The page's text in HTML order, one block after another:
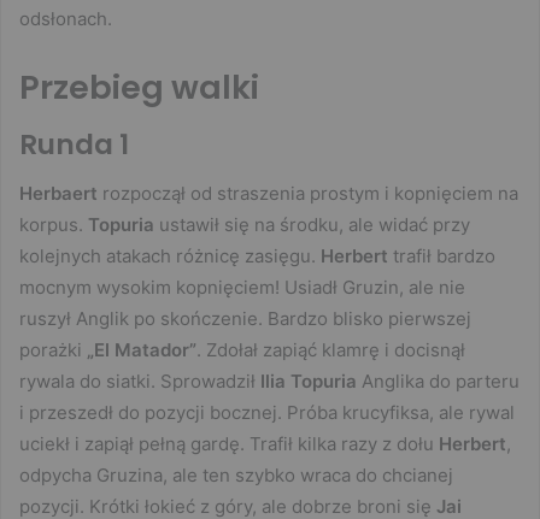
odsłonach.
Przebieg walki
Runda 1
Herbaert rozpoczął od straszenia prostym i kopnięciem na
korpus. Topuria ustawił się na środku, ale widać przy
kolejnych atakach różnicę zasięgu. Herbert trafił bardzo
mocnym wysokim kopnięciem! Usiadł Gruzin, ale nie
ruszył Anglik po skończenie. Bardzo blisko pierwszej
porażki
„El Matador”. Zdołał zapiąć klamrę i docisnął
rywala do siatki. Sprowadził Ilia Topuria Anglika do parteru
i przeszedł do pozycji bocznej. Próba krucyfiksa, ale rywal
uciekł i zapiął pełną gardę. Trafił kilka razy z dołu Herbert,
odpycha Gruzina, ale ten szybko wraca do chcianej
pozycji. Krótki łokieć z góry, ale dobrze broni się Jai